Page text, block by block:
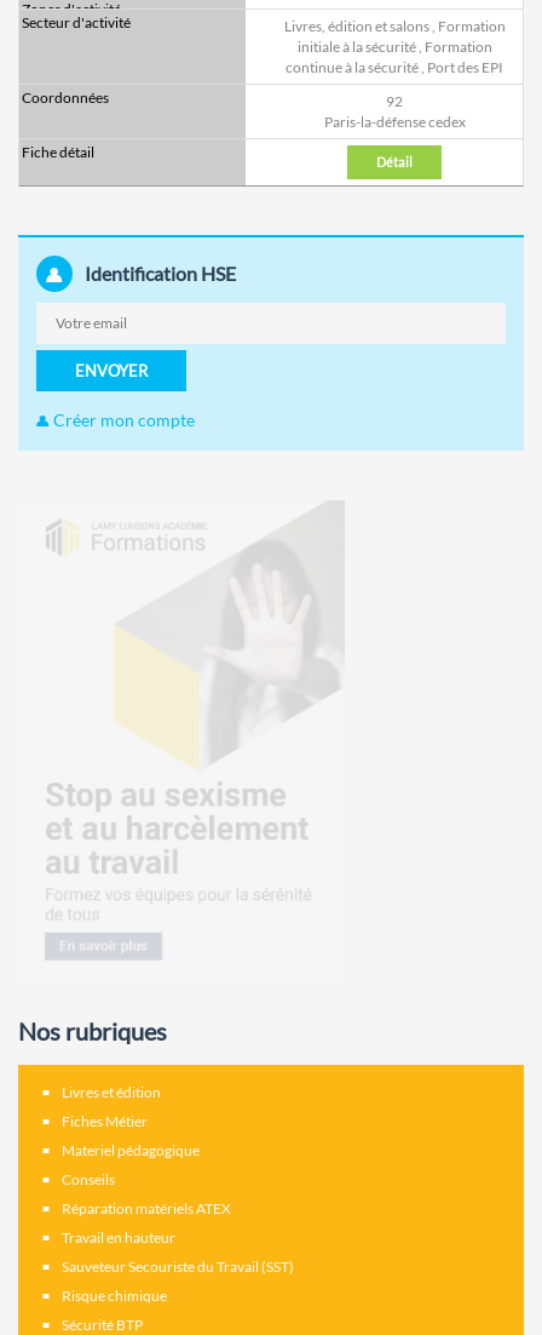
Livres, édition et salons, Formation
initiale à la sécurité, Formation
continue à la sécurité Port des EPI
92
Paris-la-défense cedex
Détail
Identification HSE
ENVOYER
Créer mon compte
Nos rubriques
Livres et édition
Fiches Métier
Materiel pédagogique
Conseils
Réparation matériels ATEX
Travail en hauteur
Sauveteur Secouriste du Travail (SST)
Risque chimique
Sécurité BTP